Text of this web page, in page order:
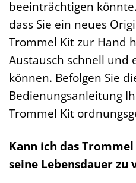
beeinträchtigen
dass Sie ein neues
Trommel Kit zur Hand
Austausch schnell und
können. Befolgen Sie
Bedienungsanleitung
Trommel Kit
Kann ich das
seine Lebensdauer zu